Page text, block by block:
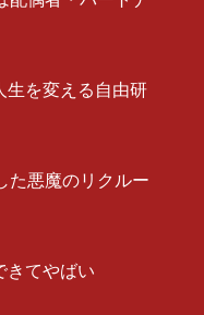
生を変える自由研
た悪魔のリクルー
きてやばい